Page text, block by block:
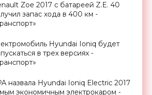
Zoe 2017 с батареей Z.E. 40
запас хода в 400 км -
Hyundai Ioniq будет
в трех версиях -
назвала Hyundai Ioniq Electric 2017
экономичным электрокаром -